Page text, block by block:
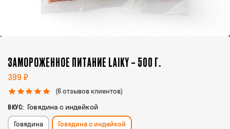
ЗАМОРОЖЕННОЕ ПИТАНИЕ LAIKY – 500 Г.
399 ₽
(6отзывов клиентов)
ВКУС: Говядина с индейкой
Говядина Говядина с индейкой